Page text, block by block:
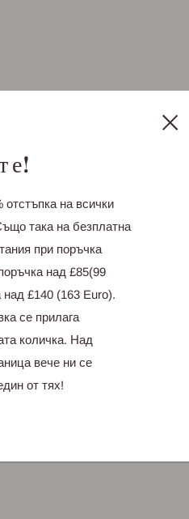
е!
на всички
така на безплатна
при поръчка
над £85(99
£140 (163 Euro).
се прилага
количка. Над
вече ни се
от тях!